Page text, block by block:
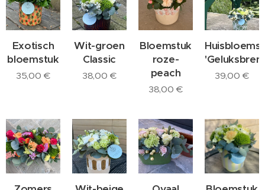
Exotisch
bloemstuk
35,00 €
Wit-groen
Classic
38,00 €
Bloemstuk
roze-
peach
38,00 €
39,00 €